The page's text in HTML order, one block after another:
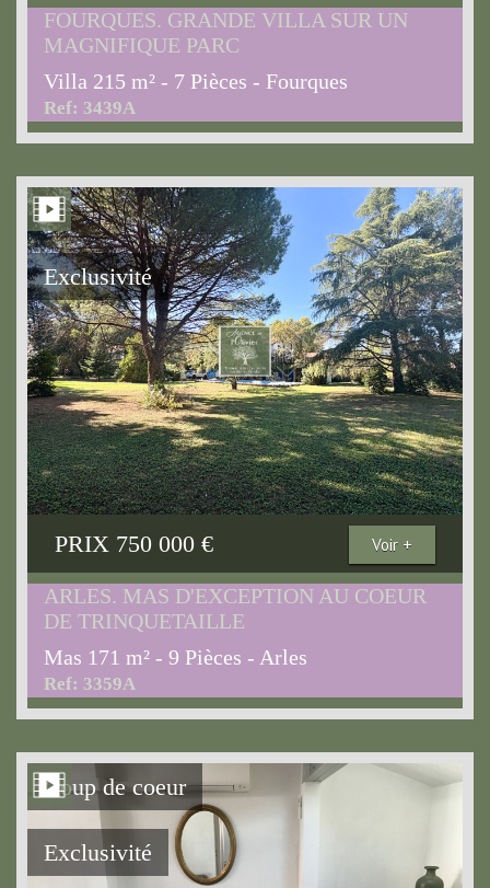
FOURQUES. GRANDE VILLA SUR UN
MAGNIFIQUE PARC
Villa 215 m² - 7 Pièces - Fourques
Ref: 3439A
Exclusivité
PRIX 750 000 € Voir +
ARLES. MAS D'EXCEPTION AU COEUR
DE TRINQUETAILLE
Mas 171 m² - 9 Pièces - Arles
Ref: 3359A
Exclusivité
Coup de coeur